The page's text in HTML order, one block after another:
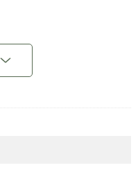
56 cm